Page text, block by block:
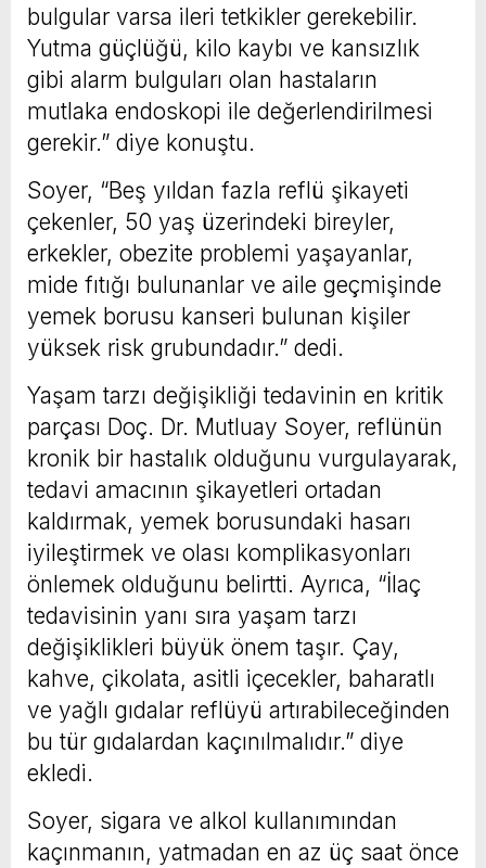
bulgular varsa ileri tetkikler gerekebilir.
Yutma güçlüğü, kilo kaybı ve kansızlık
gibi alarm bulguları olan hastaların
mutlaka endoskopi ile değerlendirilmesi
gerekir.” diye konuştu.
Soyer, “Beş yıldan fazla reflü şikayeti
çekenler, 50 yaş üzerindeki bireyler,
erkekler, obezite problemi yaşayanlar,
mide fıtığı bulunanlar ve aile geçmişinde
yemek borusu kanseri bulunan kişiler
yüksek risk grubundadır.” dedi.
Yaşam tarzı değişikliği tedavinin en kritik
parçası Doç. Dr. Mutluay Soyer, reflünün
kronik bir hastalık olduğunu vurgulayarak,
tedavi amacının şikayetleri ortadan
kaldırmak, yemek borusundaki hasarı
iyileştirmek ve olası komplikasyonları
önlemek olduğunu belirtti. Ayrıca, “İlaç
tedavisinin yanı sıra yaşam tarzı
değişiklikleri büyük önem taşır. Çay,
kahve, çikolata, asitli içecekler, baharatlı
ve yağlı gıdalar reflüyü artırabileceğinden
bu tür gıdalardan kaçınılmalıdır.” diye
ekledi.
Soyer, sigara ve alkol kullanımından
kaçınmanın, yatmadan en az üç saat önce